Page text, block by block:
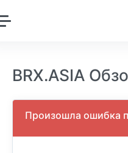
BRX.ASIA
Произошла ошибка